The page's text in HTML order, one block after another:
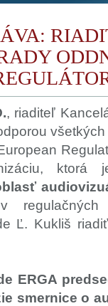
, riaditeľ
Ľ. Kukliš
ERGA
smernice o